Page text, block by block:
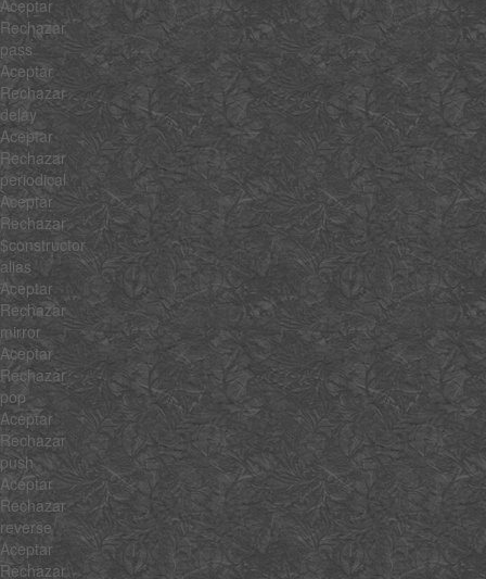
Aceptar
Rechazar
pass
Aceptar
Rechazar
delay
Aceptar
Rechazar
periodical
Aceptar
Rechazar
$constructor
alias
Aceptar
Rechazar
mirror
Aceptar
Rechazar
pop
Aceptar
Rechazar
push
Aceptar
Rechazar
reverse
Aceptar
Rechazar